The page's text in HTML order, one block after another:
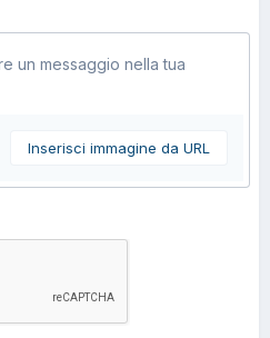
un messaggio nella tua
Inserisci immagine da URL